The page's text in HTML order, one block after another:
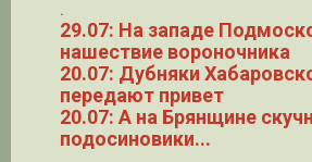
.
29.07: На западе
нашествие вороночника
20.07: Дубняки
передают привет
20.07: А на Брянщине
подосиновики...